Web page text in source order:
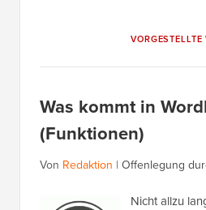
VORGESTELLTE
Was kommt in
(Funktionen)
Von Redaktion | Offenlegung
Nicht allzu